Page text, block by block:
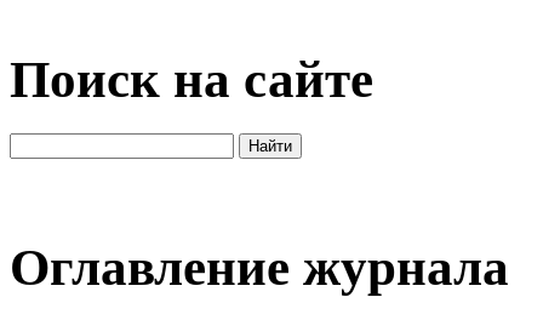
Поиск на сайте
Оглавление журнала